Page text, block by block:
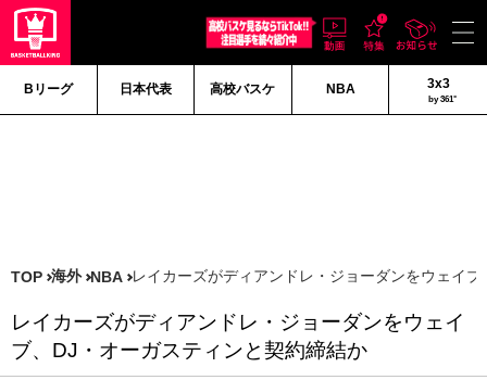
Bリーグ 日本代表 高校バスケ NBA 3x3
by 361°
TOP 海外 NBA レイカーズがディアンドレ・ジョーダンをウェイ
レイカーズがディアンドレ・ジョーダンをウェイ
ブ、DJ・オーガスティンと契約締結か